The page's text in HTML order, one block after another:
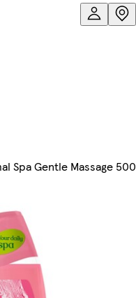
Spa Gentle Massage